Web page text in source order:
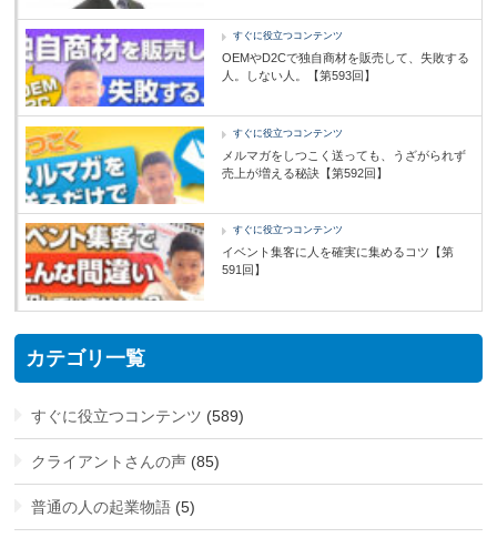
すぐに役立つコンテンツ
OEMやD2Cで独自商材を販売して、失敗する
人。しない人。【第593回】
すぐに役立つコンテンツ
メルマガをしつこく送っても、うざがられず
売上が増える秘訣【第592回】
すぐに役立つコンテンツ
イベント集客に人を確実に集めるコツ【第
591回】
カテゴリ一覧
すぐに役立つコンテンツ (589)
クライアントさんの声 (85)
普通の人の起業物語 (5)